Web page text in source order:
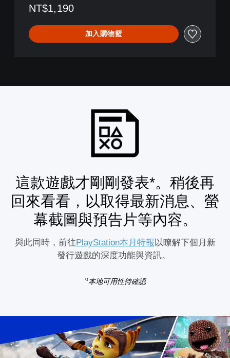
NT$1,190
加入購物籃
這款遊戲才剛剛發表*。稍後再
回來看看，以取得最新消息、螢
幕截圖與預告片等內容。
與此同時，前往 PlayStation本月特報以瞭解下個月新
發行遊戲的深度功能與資訊。
*1本地可用性待確認